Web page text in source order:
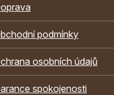
podmínky
osobních údajů
spokojenosti